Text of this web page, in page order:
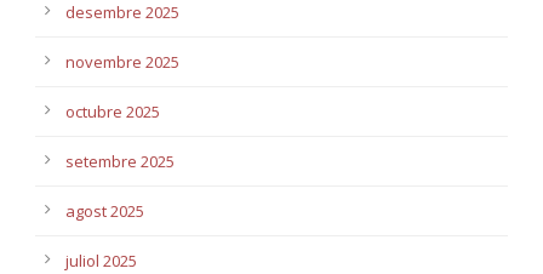
desembre 2025
novembre 2025
octubre 2025
setembre 2025
agost 2025
juliol 2025